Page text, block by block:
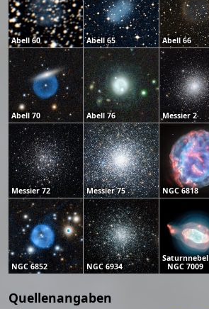
Abell 60 Abell 65 Abell 66
Abell 70 Abell 76 Messier 2
Messier 72 Messier 75 NGC 6818
NGC 6852 NGC 6934
Saturnnebel
NGC 7009
Quellenangaben